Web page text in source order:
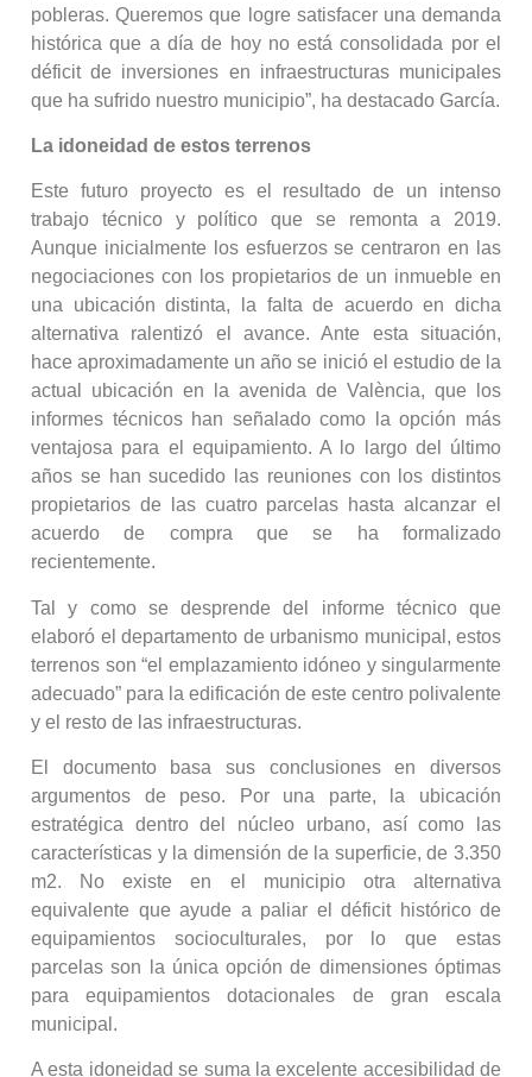
pobleras. Queremos que logre satisfacer una demanda
histórica que a día de hoy no está consolidada por el
déficit de inversiones en infraestructuras municipales
que ha sufrido nuestro municipio”, ha destacado García.
La idoneidad de estos terrenos
Este futuro proyecto es el resultado de un intenso
trabajo técnico y político que se remonta a 2019.
Aunque inicialmente los esfuerzos se centraron en las
negociaciones con los propietarios de un inmueble en
una ubicación distinta, la falta de acuerdo en dicha
alternativa ralentizó el avance. Ante esta situación,
hace aproximadamente un año se inició el estudio de la
actual ubicación en la avenida de València, que los
informes técnicos han señalado como la opción más
ventajosa para el equipamiento. A lo largo del último
años se han sucedido las reuniones con los distintos
propietarios de las cuatro parcelas hasta alcanzar el
acuerdo de compra que se ha formalizado
recientemente.
Tal y como se desprende del informe técnico que
elaboró el departamento de urbanismo municipal, estos
terrenos son “el emplazamiento idóneo y singularmente
adecuado” para la edificación de este centro polivalente
y el resto de las infraestructuras.
El documento basa sus conclusiones en diversos
argumentos de peso. Por una parte, la ubicación
estratégica dentro del núcleo urbano, así como las
características y la dimensión de la superficie, de 3.350
m2. No existe en el municipio otra alternativa
equivalente que ayude a paliar el déficit histórico de
equipamientos socioculturales, por lo que estas
parcelas son la única opción de dimensiones óptimas
para equipamientos dotacionales de gran escala
municipal.
A esta idoneidad se suma la excelente accesibilidad de